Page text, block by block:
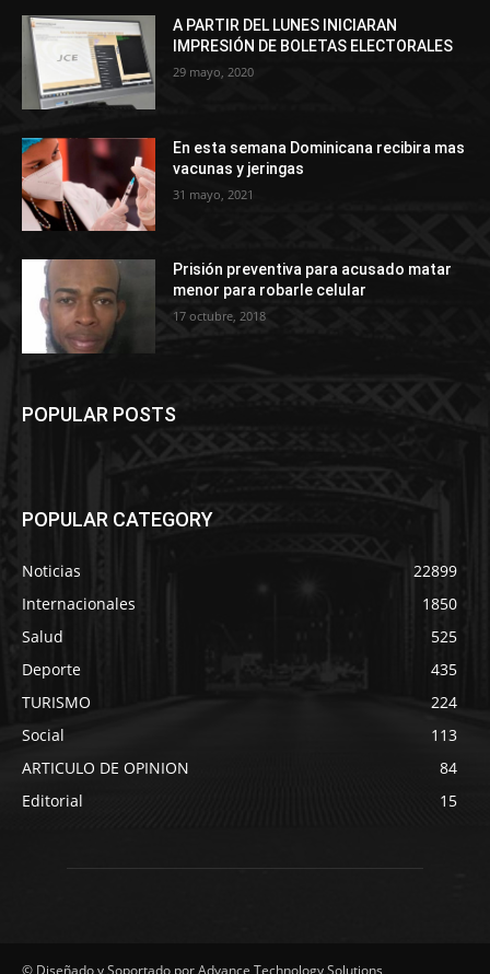
A PARTIR DEL LUNES INICIARAN
IMPRESIÓN DE BOLETAS ELECTORALES
29 mayo, 2020
En esta semana Dominicana recibira mas
vacunas y jeringas
31 mayo, 2021
Prisión preventiva para acusado matar
menor para robarle celular
17 octubre, 2018
POPULAR POSTS
POPULAR CATEGORY
Noticias
22899
Internacionales
1850
Salud
525
Deporte
435
TURISMO
224
Social
113
ARTICULO DE OPINION
84
Editorial
15
© Diseñado y Soportado por Advance Technology Solutions